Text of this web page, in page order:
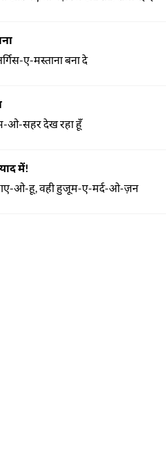
ए-मस्ताना बना दे
ओ-सहर देख रहा हूँ
में!
ओ-हू, वही हुजूम-ए-मर्द-ओ-ज़न